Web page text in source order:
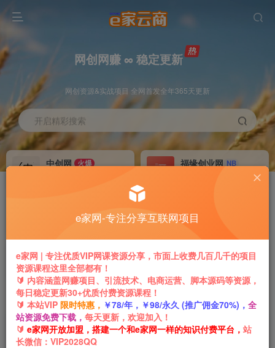
网创网赚 ∞ 稳定更新
网创资源&实战项目 全网首发全年365天更新
开启精彩搜索
中创网 火爆
福缘创业网 NB
永久VIP价值198元
免费下载全站资源
推广返利 70%
专属链接提现快
加盟本站 躺赚
首页 网创项目 软件脚本 正文
如何通过聊天APP、一键挂机撸金日入1900+
e家网-专注分享互联网项目
e家网 | 专注优质VIP网课资源分享，市面上收费几百几千的项目
资源课程这里全部都有！
🔰 内容涵盖网赚项目、引流技术、电商运营、脚本源码等资源，
每日稳定更新30+优质付费资源课程！
🔰 本站VIP 限时特惠， ￥78/年，￥98/永久 (推广佣金70%)， 全
站资源免费下载， 每天更新，欢迎加入！
🔰 e家网开放加盟，搭建一个和e家网一样的知识付费平台， 站
长微信：VIP2028QQ